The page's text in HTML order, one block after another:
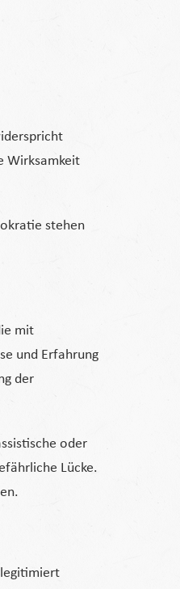
Wirksamkeit
stehen
mit
und Erfahrung
der
oder
Lücke.